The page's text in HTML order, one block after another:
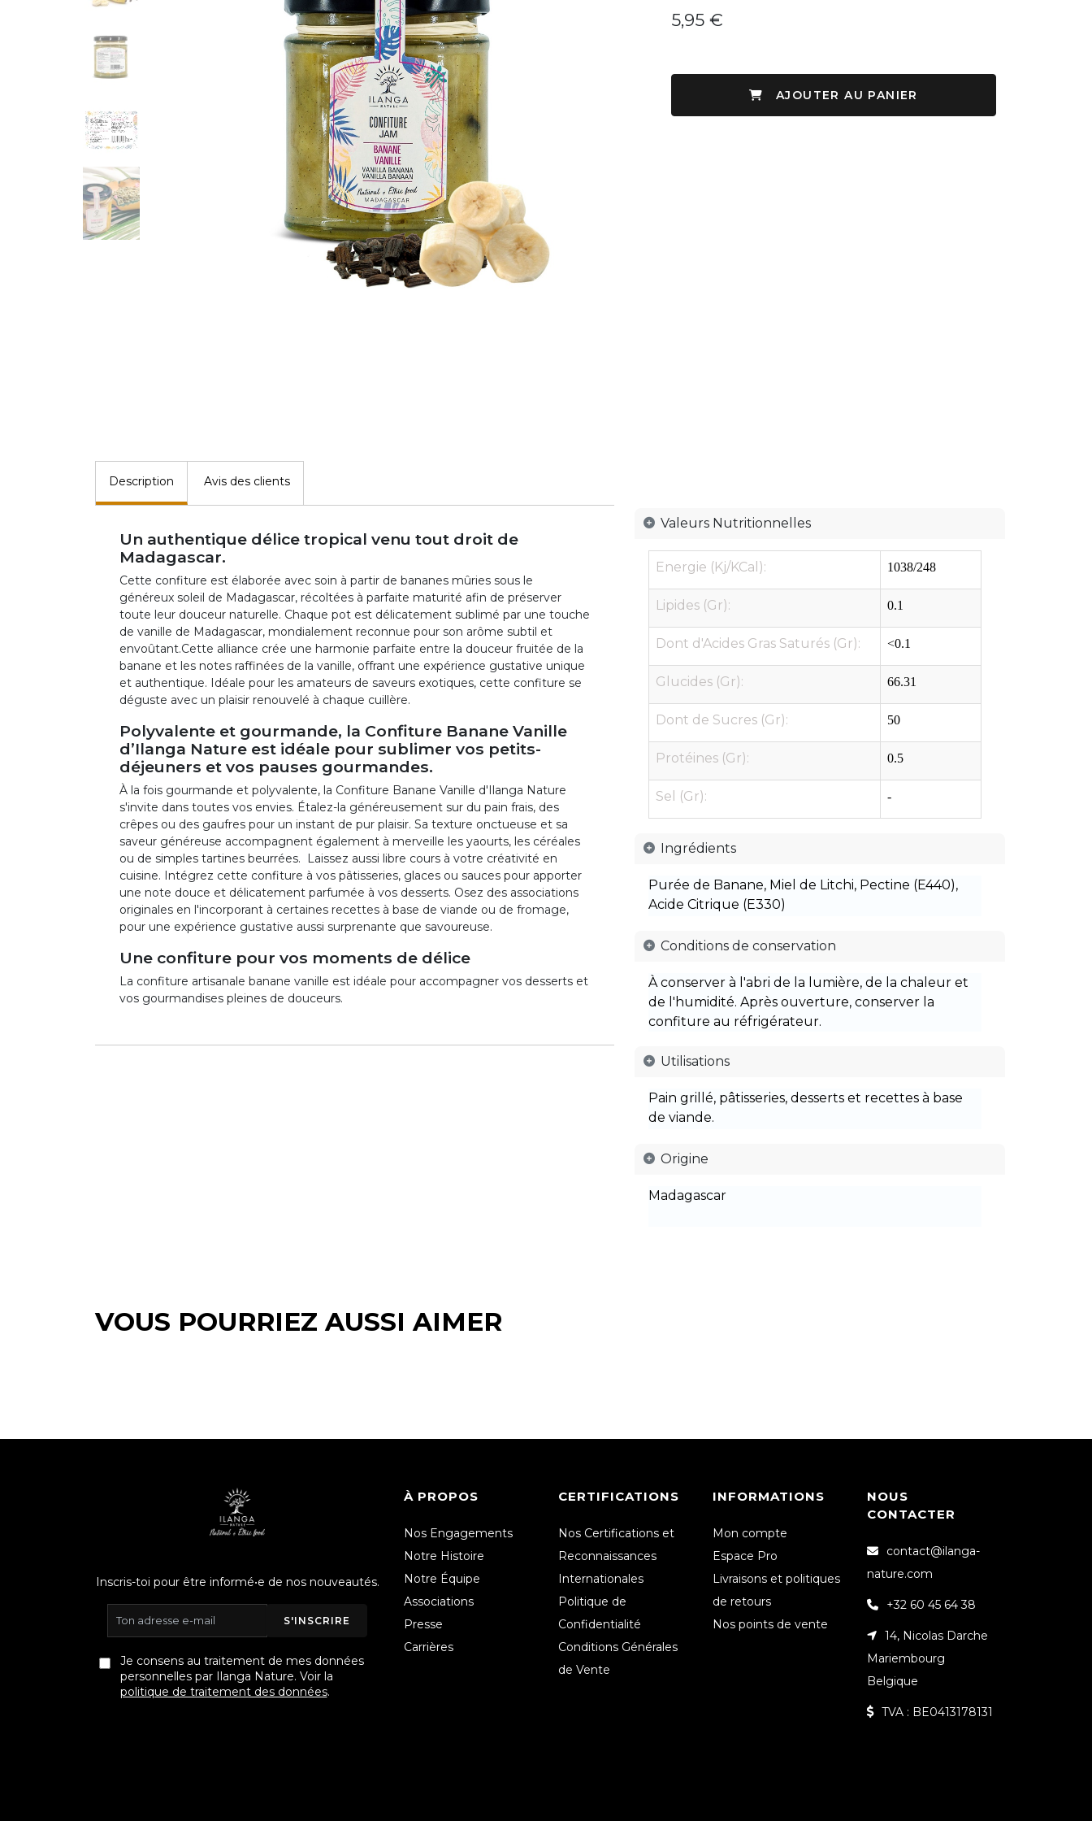
5,95 €
AJOUTER AU PANIER
Description Avis des clients
Un authentique délice tropical venu tout droit de
Madagascar.
Cette confiture est élaborée avec soin à partir de bananes mûries sous le
généreux soleil de Madagascar, récoltées à parfaite maturité afin de préserver
toute leur douceur naturelle. Chaque pot est délicatement sublimé par une touche
de vanille de Madagascar, mondialement reconnue pour son arôme subtil et
envoûtant.Cette alliance crée une harmonie parfaite entre la douceur fruitée de la
banane et les notes raffinées de la vanille, offrant une expérience gustative unique
et authentique. Idéale pour les amateurs de saveurs exotiques, cette confiture se
déguste avec un plaisir renouvelé à chaque cuillère.
Polyvalente et gourmande, la Confiture Banane Vanille
d’Ilanga Nature est idéale pour sublimer vos petits-
déjeuners et vos pauses gourmandes.
À la fois gourmande et polyvalente, la Confiture Banane Vanille d'Ilanga Nature
s'invite dans toutes vos envies. Étalez-la généreusement sur du pain frais, des
crêpes ou des gaufres pour un instant de pur plaisir. Sa texture onctueuse et sa
saveur généreuse accompagnent également à merveille les yaourts, les céréales
ou de simples tartines beurrées. Laissez aussi libre cours à votre créativité en
cuisine. Intégrez cette confiture à vos pâtisseries, glaces ou sauces pour apporter
une note douce et délicatement parfumée à vos desserts. Osez des associations
originales en l'incorporant à certaines recettes à base de viande ou de fromage,
pour une expérience gustative aussi surprenante que savoureuse.
Une confiture pour vos moments de délice
La confiture artisanale banane vanille est idéale pour accompagner vos desserts et
vos gourmandises pleines de douceurs.
Valeurs Nutritionnelles
Energie (Kj/KCal): 1038/248
Lipides (Gr): 0.1
Dont d'Acides Gras Saturés (Gr): <0.1
Glucides (Gr): 66.31
Dont de Sucres (Gr): 50
Protéines (Gr): 0.5
Sel (Gr): -
Ingrédients
Purée de Banane, Miel de Litchi, Pectine (E440),
Acide Citrique (E330)
Conditions de conservation
À conserver à l'abri de la lumière, de la chaleur et
de l'humidité. Après ouverture, conserver la
confiture au réfrigérateur.
Utilisations
Pain grillé, pâtisseries, desserts et recettes à base
de viande.
Origine
Madagascar
VOUS POURRIEZ AUSSI AIMER
Inscris-toi pour être informé•e de nos nouveautés.
S'INSCRIRE
Je consens au traitement de mes données
personnelles par Ilanga Nature. Voir la
politique de traitement des données.
À PROPOS
Nos Engagements
Notre Histoire
Notre Équipe
Associations
Presse
Carrières
CERTIFICATIONS
Nos Certifications et
Reconnaissances
Internationales
Politique de
Confidentialité
Conditions Générales
de Vente
INFORMATIONS
Mon compte
Espace Pro
Livraisons et politiques
de retours
Nos points de vente
NOUS
CONTACTER
contact@ilanga-
nature.com
+32 60 45 64 38
14, Nicolas Darche
Mariembourg
Belgique
TVA : BE0413178131